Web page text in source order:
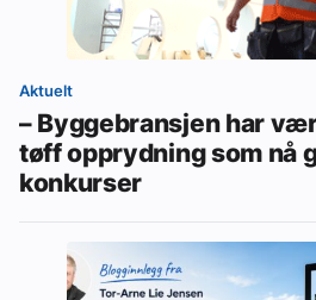
Aktuelt
– Byggebransjen har
tøff opprydning som nå
konkurser